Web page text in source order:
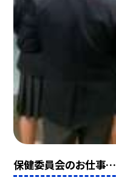
保健委員会のお仕事…